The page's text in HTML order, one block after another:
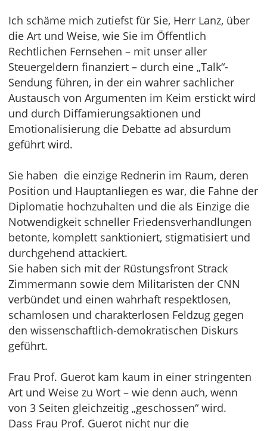
Ich schäme mich zutiefst für Sie, Herr Lanz, über
die Art und Weise, wie Sie im Öffentlich
Rechtlichen Fernsehen – mit unser aller
Steuergeldern finanziert – durch eine „Talk“-
Sendung führen, in der ein wahrer sachlicher
Austausch von Argumenten im Keim erstickt wird
und durch Diffamierungsaktionen und
Emotionalisierung die Debatte ad absurdum
geführt wird.
Sie haben die einzige Rednerin im Raum, deren
Position und Hauptanliegen es war, die Fahne der
Diplomatie hochzuhalten und die als Einzige die
Notwendigkeit schneller Friedensverhandlungen
betonte, komplett sanktioniert, stigmatisiert und
durchgehend attackiert.
Sie haben sich mit der Rüstungsfront Strack
Zimmermann sowie dem Militaristen der CNN
verbündet und einen wahrhaft respektlosen,
schamlosen und charakterlosen Feldzug gegen
den wissenschaftlich-demokratischen Diskurs
geführt.
Frau Prof. Guerot kam kaum in einer stringenten
Art und Weise zu Wort – wie denn auch, wenn
von 3 Seiten gleichzeitig „geschossen“ wird.
Dass Frau Prof. Guerot nicht nur die